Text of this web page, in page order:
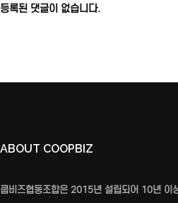
등록된 댓글이 없습니다.
ABOUT COOPBIZ
쿱비즈협동조합은 2015년 설립되어 10년 이